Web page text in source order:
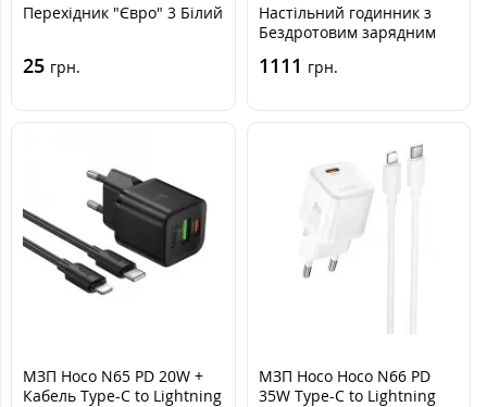
Перехідник "Євро" 3 Білий
25 грн.
Настільний годинник з
Бездротовим зарядним
2in1 Time Wireless
1111 грн.
МЗП Hoco N65 PD 20W +
Кабель Type-C to Lightning
МЗП Hoco Hoco N66 PD
35W Type-C to Lightning